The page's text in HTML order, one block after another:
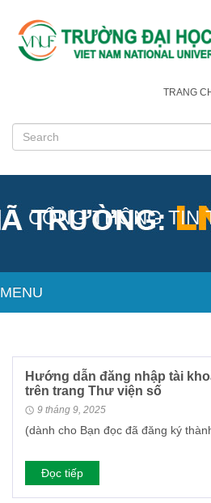
TRANG
CỔNG THÔNG TIN
MENU
Hướng dẫn đăng nhập tài
trên trang Thư viện số
9 tháng 9, 2025
(dành cho Bạn đọc đã đăng ký
Đọc tiếp